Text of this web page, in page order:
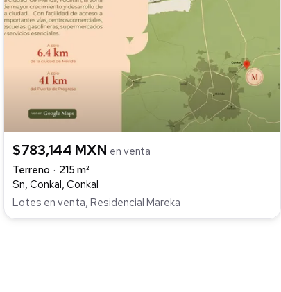
$783,144 MXN en venta
Terreno
215 m²
Sn, Conkal, Conkal
Lotes en venta, Residencial Mareka